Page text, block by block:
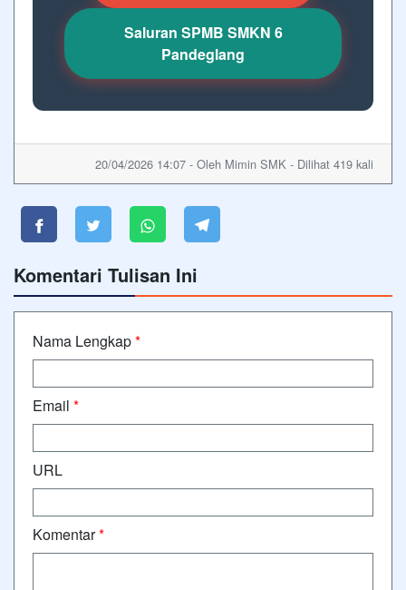
Saluran SPMB SMKN 6
Pandeglang
20/04/2026 14:07 - Oleh Mimin SMK - Dilihat 419 kali
Komentari Tulisan Ini
Nama Lengkap*
Email *
URL
Komentar*